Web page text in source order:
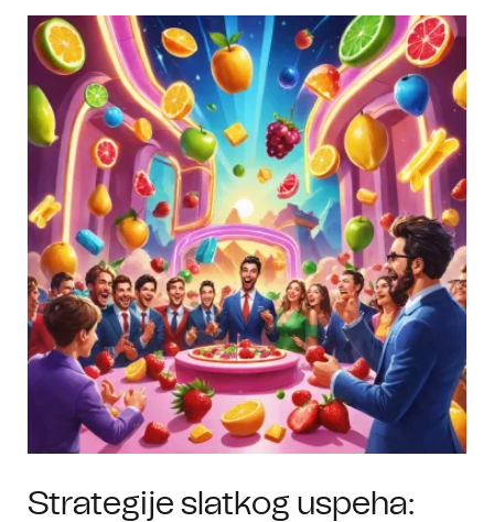
Strategije slatkog uspeha: